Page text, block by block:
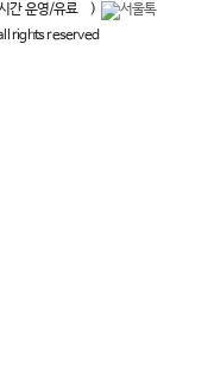
간 운영/유료
)
rights reserved